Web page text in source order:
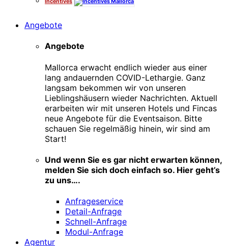
Angebote
Angebote
Mallorca erwacht endlich wieder aus einer
lang andauernden COVID-Lethargie. Ganz
langsam bekommen wir von unseren
Lieblingshäusern wieder Nachrichten. Aktuell
erarbeiten wir mit unseren Hotels und Fincas
neue Angebote für die Eventsaison. Bitte
schauen Sie regelmäßig hinein, wir sind am
Start!
Und wenn Sie es gar nicht erwarten können,
melden Sie sich doch einfach so. Hier geht’s
zu uns….
Anfrageservice
Detail-Anfrage
Schnell-Anfrage
Modul-Anfrage
Agentur